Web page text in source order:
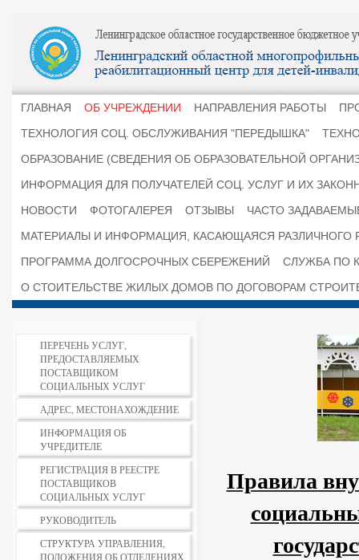
ГЛАВНАЯ ОБ УЧРЕЖДЕНИИ НАПРАВЛЕНИЯ РАБОТЫ
ТЕХНОЛОГИЯ СОЦ. ОБСЛУЖИВАНИЯ "ПЕРЕДЫШКА"
ОБРАЗОВАНИЕ (СВЕДЕНИЯ ОБ ОБРАЗОВАТЕЛЬНОЙ
ИНФОРМАЦИЯ ДЛЯ ПОЛУЧАТЕЛЕЙ СОЦ. УСЛУГ И ИХ
НОВОСТИ
ФОТОГАЛЕРЕЯ ОТЗЫВЫ
ЧАСТО
МАТЕРИАЛЫ И ИНФОРМАЦИЯ, КАСАЮЩАЯСЯ РАЗЛИЧНОГО
ПРОГРАММА ДОЛГОСРОЧНЫХ СБЕРЕЖЕНИЙ
СЛУЖБА ПО
О СТОИТЕЛЬСТВЕ ЖИЛЫХ ДОМОВ ПО ДОГОВОРАМ
ПЕРЕЧЕНЬ УСЛУГ,
ПРЕДОСТАВЛЯЕМЫХ
ПОСТАВЩИКОМ
СОЦИАЛЬНЫХ УСЛУГ
АДРЕС, МЕСТОНАХОЖДЕНИЕ
ИНФОРМАЦИЯ ОБ
УЧРЕДИТЕЛЕ
РЕГИСТРАЦИЯ В РЕЕСТРЕ
ПОСТАВЩИКОВ
СОЦИАЛЬНЫХ УСЛУГ
РУКОВОДИТЕЛЬ
СТРУКТУРА УПРАВЛЕНИЯ,
ПОЛОЖЕНИЯ ОБ ОТДЕЛЕНИЯХ
Правила